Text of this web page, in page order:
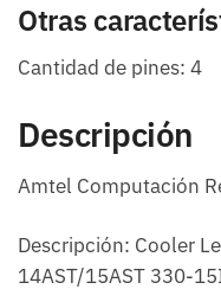
Otras
Cantidad de pines: 4
Descripción
Amtel Computación
Descripción: Cooler
14AST/15AST 330-